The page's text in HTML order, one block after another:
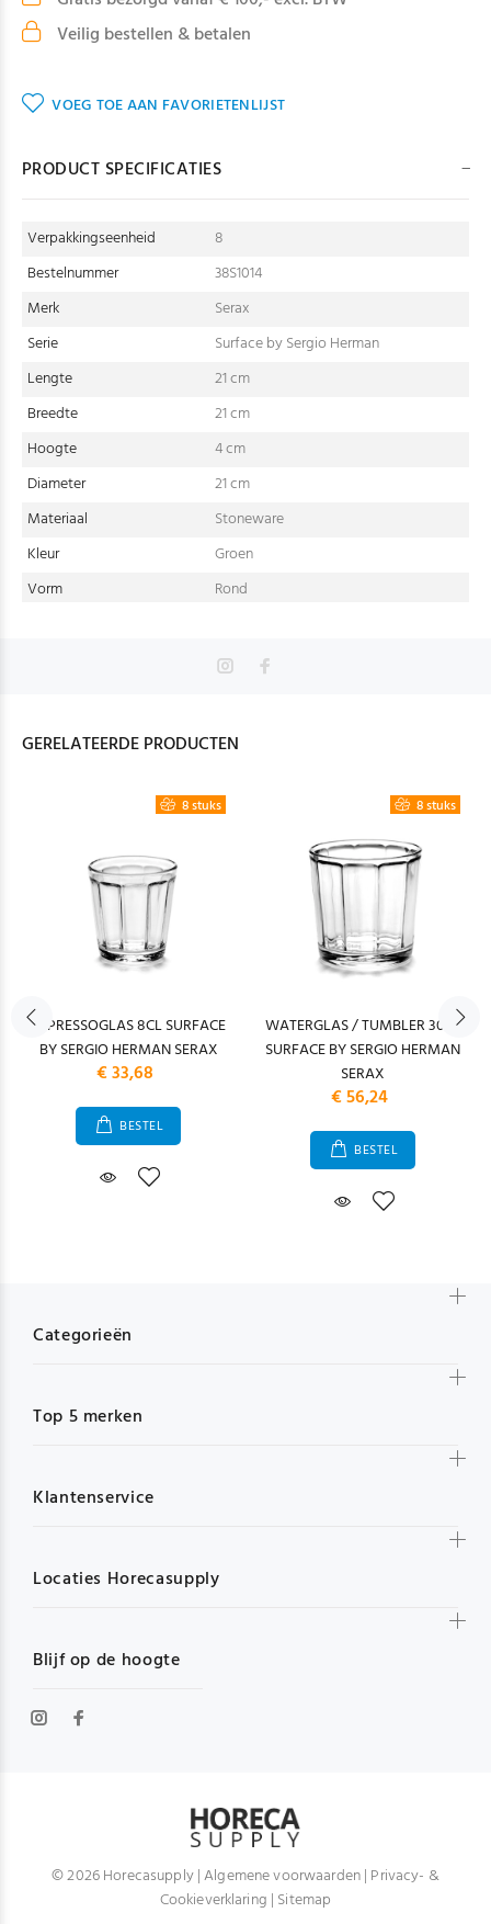
Veilig bestellen & betalen
VOEG TOE AAN FAVORIETENLIJST
PRODUCT SPECIFICATIES
Verpakkingseenheid
8
Bestelnummer
38S1014
Merk
Serax
Serie
Surface by Sergio Herman
Lengte
21 cm
Breedte
21 cm
Hoogte
4 cm
Diameter
21 cm
Materiaal
Stoneware
Kleur
Groen
Vorm
Rond
GERELATEERDE PRODUCTEN
8 stuks
ESPRESSOGLAS 8CL SURFACE
BY SERGIO HERMAN SERAX
€ 33,68
BESTEL
8 stuks
WATERGLAS / TUMBLER 30CL
SURFACE BY SERGIO HERMAN
SERAX
€ 56,24
BESTEL
Blijf op de hoogte
Categorieën
Top 5 merken
Klantenservice
Locaties Horecasupply
© 2026 Horecasupply |Algemene voorwaarden| Privacy- &
Cookieverklaring | Sitemap